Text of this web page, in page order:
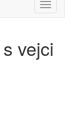
Menu
vejci